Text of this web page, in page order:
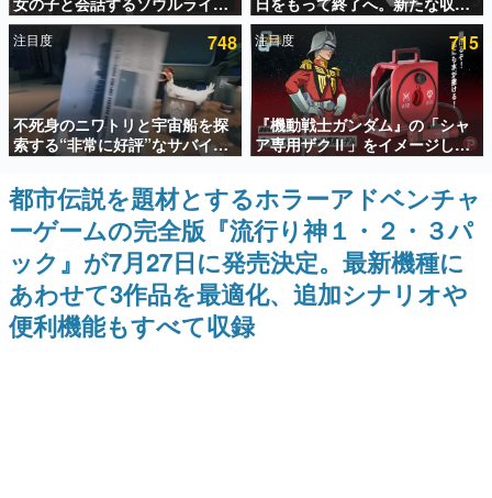
インタビュー
連載・特集一覧
殿堂入り記事
SNS拡散数が数千以上！ ページビュー数万以上！ などな
ど。多くの人々に読まれた、電ファミ渾身の“殿堂入り”記
事をまとめました。
ゲームの企画書
名作ゲームクリエイターの方々に製作時のエピソードをお
聞きし、ヒットする企画（ゲーム）とは何か？を探ってい
きます。
赫本
この物語を解いてはいけない。『赫本』は、〈試験問題〉
の形をした短編ホラー小説集です。
恋愛ゲーム『小早川さんはソウ
ルライク』無料公開。返事に失
敗すると「YOU DIED」
化制度「Original Content
Rewards Program」を発表
注目度 748
不死身のニワトリと宇宙船を探
索する“非常に好評”なサバイバ
ルゲーム『Breathedge』が無
料で配布中。入手できる期間は8
月10日まで
注目度 715
『機動戦士ガンダム』の「シャ
ア専用ザクⅡ」をイメージした
散水ホースリールが予約開始。
本体にはシャアのパーソナルマ
ークやジオン公国軍のエンブレ
ム、型式番号などを配置
都市伝説を題材とするホラーアドベンチャ
ーゲームの完全版『流行り神１・２・３パ
ック』が7月27日に発売決定。最新機種に
あわせて3作品を最適化、追加シナリオや
便利機能もすべて収録